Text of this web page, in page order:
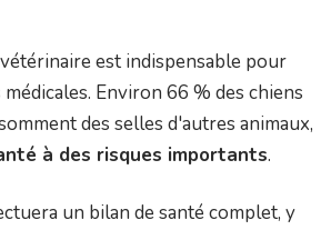
est indispensable pour
Environ 66 % des chiens
des selles d'autres animaux,
à des risques importants.
un bilan de santé complet, y